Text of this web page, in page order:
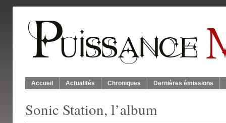
Accueil Actualités Chroniques Dernières émissions
Sonic Station, l’album